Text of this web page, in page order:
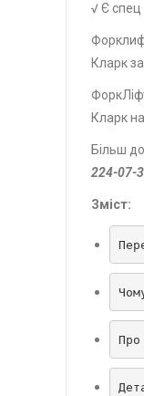
√ Є
Кларк
Кларк на
Більш
224-07-
Зміст:
Про